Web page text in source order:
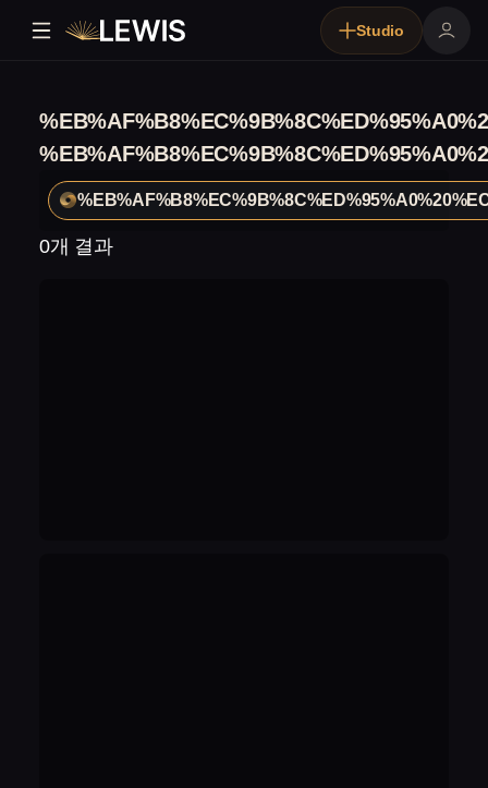
Studio
0개 결과